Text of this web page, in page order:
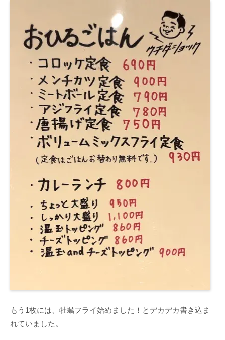
もう1枚には、牡蠣フライ始めました！とデカデカ書き込ま
れていました。